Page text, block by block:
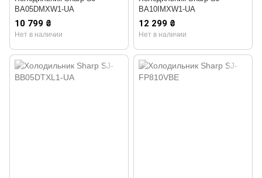
BA05DMXW1-UA
10 799 ₴
Нет в наличии
BA10IMXW1-UA
12 299 ₴
Нет в наличии